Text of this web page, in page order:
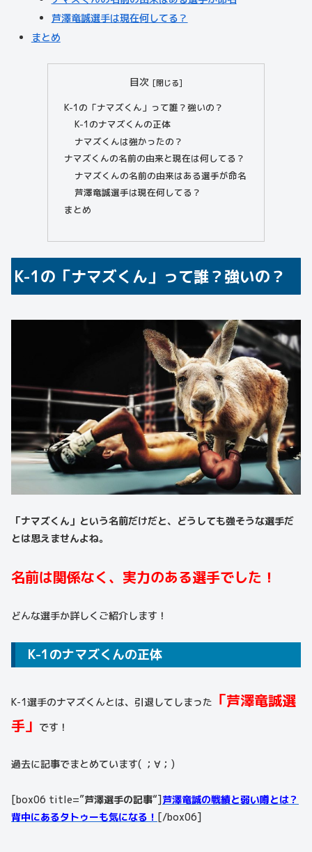
芦澤竜誠選手は現在何してる？
まとめ
目次
K-1の「ナマズくん」って誰？強いの？
K-1のナマズくんの正体
ナマズくんは強かったの？
ナマズくんの名前の由来と現在は何してる？
ナマズくんの名前の由来はある選手が命名
芦澤竜誠選手は現在何してる？
まとめ
K-1の「ナマズくん」って誰？強いの？
「ナマズくん」という名前だけだと、どうしても強そうな選手だ
とは思えませんよね。
名前は関係なく、実力のある選手でした！
どんな選手か詳しくご紹介します！
K-1のナマズくんの正体
K-1選手のナマズくんとは、引退してしまった 「芦澤竜誠選
手」 です！
過去に記事でまとめています( ；∀；)
[box06 title=”芦澤選手の記事“]芦澤竜誠の戦績と弱い噂とは？
背中にあるタトゥーも気になる！ [/box06]